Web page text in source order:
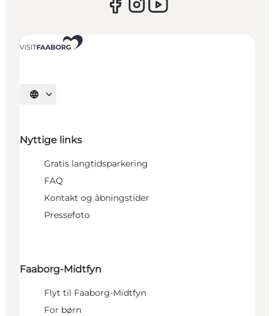
Vælg sprog
Nyttige links
Gratis langtidsparkering
FAQ
Kontakt og åbningstider
Pressefoto
Faaborg-Midtfyn
Flyt til Faaborg-Midtfyn
For børn